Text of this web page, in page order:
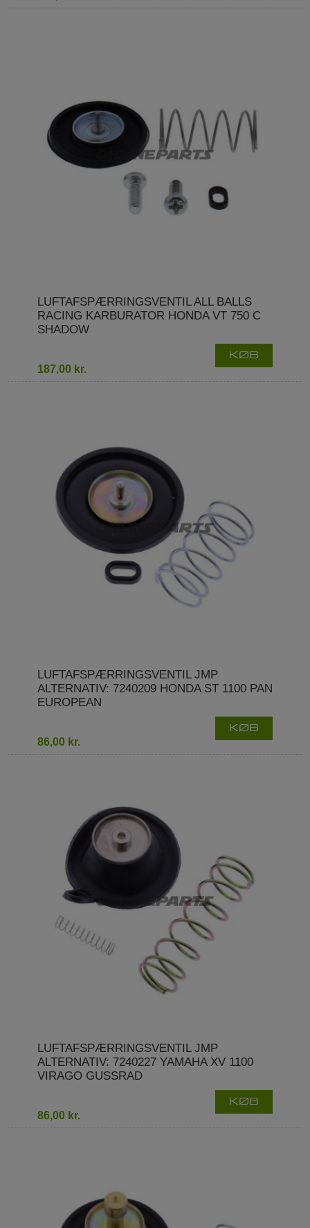
LUFTAFSPÆRRINGSVENTIL ALL BALLS
RACING KARBURATOR HONDA VT 750 C
SHADOW
187,00 kr.
KØB
LUFTAFSPÆRRINGSVENTIL JMP
ALTERNATIV: 7240209 HONDA ST 1100 PAN
EUROPEAN
86,00 kr.
KØB
LUFTAFSPÆRRINGSVENTIL JMP
ALTERNATIV: 7240227 YAMAHA XV 1100
VIRAGO GUSSRAD
86,00 kr.
KØB